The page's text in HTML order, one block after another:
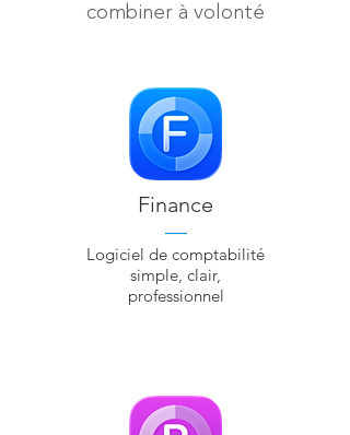
combiner à volonté
Finance
—
Logiciel de comptabilité
simple, clair,
professionnel